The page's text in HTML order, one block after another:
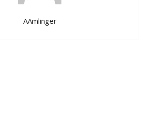
AAmlinger